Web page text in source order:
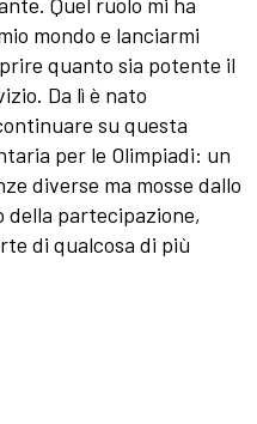
mondo e lanciarmi
quanto sia potente il
Da lì è nato
su questa
per le Olimpiadi: un
diverse ma mosse dallo
partecipazione,
di qualcosa di più